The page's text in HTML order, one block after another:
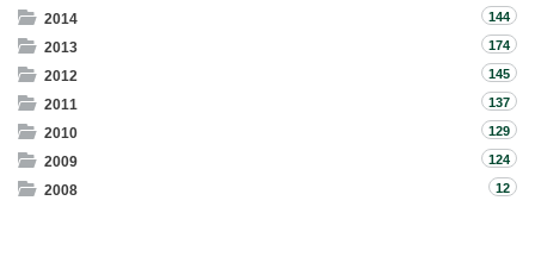
2014 144
2013 174
2012 145
2011 137
2010 129
2009 124
2008 12